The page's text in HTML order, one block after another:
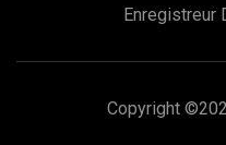
Enregistreur
Copyright ©